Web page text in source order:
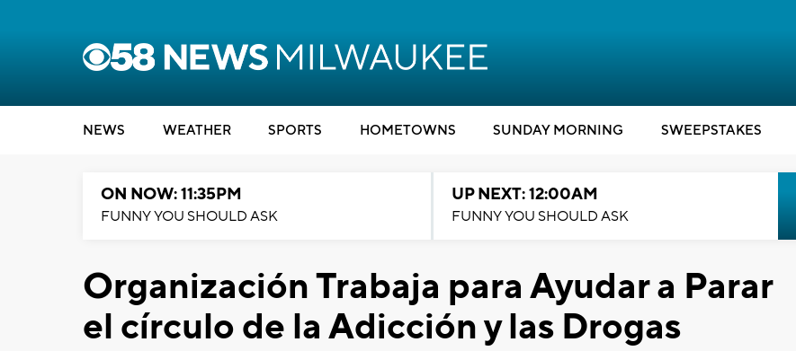
NEWS WEATHER SPORTS HOMETOWNS SUNDAY MORNING SWEEPSTAKES
ON NOW: 11:35PM
FUNNY YOU SHOULD ASK
UP NEXT: 12:00AM
FUNNY YOU SHOULD ASK
Organización Trabaja para Ayudar a Parar
el círculo de la Adicción y las Drogas